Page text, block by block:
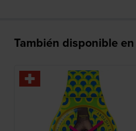
También disponible